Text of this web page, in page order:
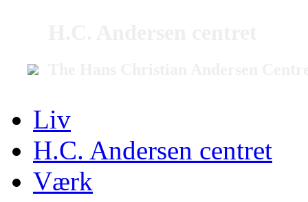
Liv
H.C. Andersen centret
Værk